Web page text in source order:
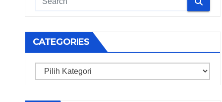
CATEGORIES
Categories